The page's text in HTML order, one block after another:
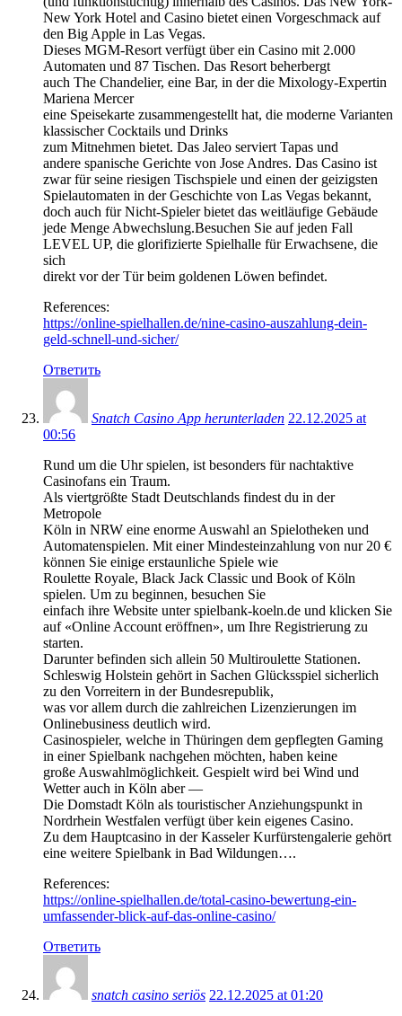
New York Hotel and Casino bietet einen Vorgeschmack auf
den Big Apple in Las Vegas.
Dieses MGM-Resort verfügt über ein Casino mit 2.000
Automaten und 87 Tischen. Das Resort beherbergt
auch The Chandelier, eine Bar, in der die Mixology-Expertin
Mariena Mercer
eine Speisekarte zusammengestellt hat, die moderne Varianten
klassischer Cocktails und Drinks
zum Mitnehmen bietet. Das Jaleo serviert Tapas und
andere spanische Gerichte von Jose Andres. Das Casino ist
zwar für seine riesigen Tischspiele und einen der geizigsten
Spielautomaten in der Geschichte von Las Vegas bekannt,
doch auch für Nicht-Spieler bietet das weitläufige Gebäude
jede Menge Abwechslung.Besuchen Sie auf jeden Fall
LEVEL UP, die glorifizierte Spielhalle für Erwachsene, die
sich
direkt vor der Tür beim goldenen Löwen befindet.
References:
https://online-spielhallen.de/nine-casino-auszahlung-dein-
geld-schnell-und-sicher/
Ответить
Snatch Casino App herunterladen 22.12.2025 at
00:56
Rund um die Uhr spielen, ist besonders für nachtaktive
Casinofans ein Traum.
Als viertgrößte Stadt Deutschlands findest du in der
Metropole
Köln in NRW eine enorme Auswahl an Spielotheken und
Automatenspielen. Mit einer Mindesteinzahlung von nur 20 €
können Sie einige erstaunliche Spiele wie
Roulette Royale, Black Jack Classic und Book of Köln
spielen. Um zu beginnen, besuchen Sie
einfach ihre Website unter spielbank-koeln.de und klicken Sie
auf «Online Account eröffnen», um Ihre Registrierung zu
starten.
Darunter befinden sich allein 50 Multiroulette Stationen.
Schleswig Holstein gehört in Sachen Glücksspiel sicherlich
zu den Vorreitern in der Bundesrepublik,
was vor allem durch die zahlreichen Lizenzierungen im
Onlinebusiness deutlich wird.
Casinospieler, welche in Thüringen dem gepflegten Gaming
in einer Spielbank nachgehen möchten, haben keine
große Auswahlmöglichkeit. Gespielt wird bei Wind und
Wetter auch in Köln aber —
Die Domstadt Köln als touristischer Anziehungspunkt in
Nordrhein Westfalen verfügt über kein eigenes Casino.
Zu dem Hauptcasino in der Kasseler Kurfürstengalerie gehört
eine weitere Spielbank in Bad Wildungen….
References:
https://online-spielhallen.de/total-casino-bewertung-ein-
umfassender-blick-auf-das-online-casino/
Ответить
snatch casino seriös 22.12.2025 at 01:20